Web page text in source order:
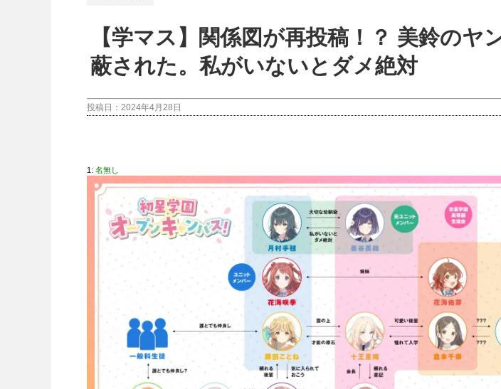
【学マス】関係図が再投稿！？ 美鈴のヤ
蔽された。私がいないとダメ絶対
投稿日： 2024年4月28日
1: 名無し